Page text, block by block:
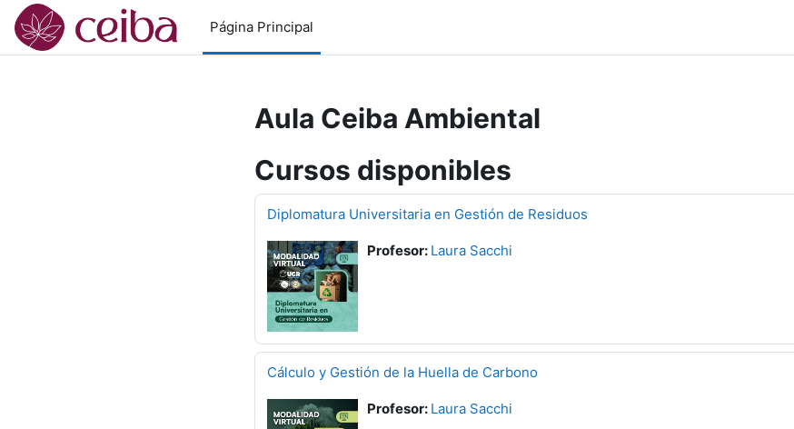
Salta al contenido principal
Página Principal
Aula Ceiba Ambiental
Cursos disponibles
Diplomatura Universitaria en Gestión de Residuos
Profesor: Laura Sacchi
Cálculo y Gestión de la Huella de Carbono
Profesor: Laura Sacchi